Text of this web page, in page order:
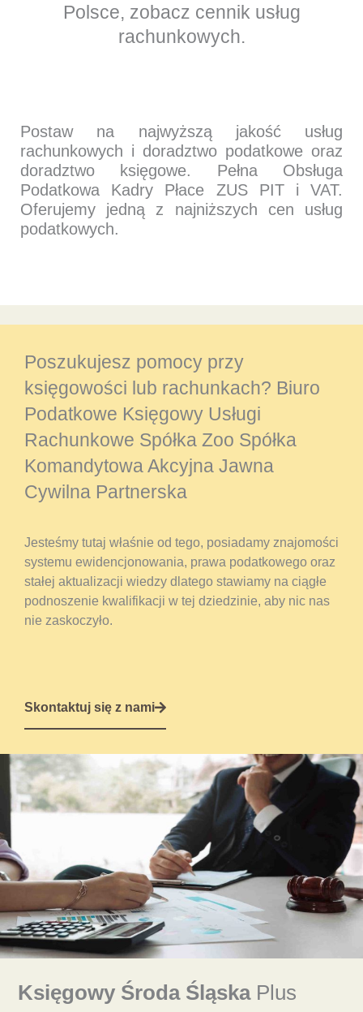
Polsce, zobacz cennik usług
rachunkowych.
Postaw na najwyższą jakość usług
rachunkowych i doradztwo podatkowe oraz
doradztwo księgowe. Pełna Obsługa
Podatkowa Kadry Płace ZUS PIT i VAT.
Oferujemy jedną z najniższych cen usług
podatkowych.
Poszukujesz pomocy przy
księgowości lub rachunkach? Biuro
Podatkowe Księgowy Usługi
Rachunkowe Spółka Zoo Spółka
Komandytowa Akcyjna Jawna
Cywilna Partnerska
Jesteśmy tutaj właśnie od tego, posiadamy znajomości
systemu ewidencjonowania, prawa podatkowego oraz
stałej aktualizacji wiedzy dlatego stawiamy na ciągłe
podnoszenie kwalifikacji w tej dziedzinie, aby nic nas
nie zaskoczyło.
Skontaktuj się z nami
Księgowy Środa ŚląskaPlus